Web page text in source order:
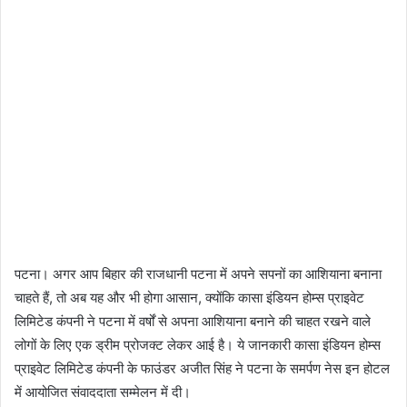
पटना। अगर आप बिहार की राजधानी पटना में अपने सपनों का आशियाना बनाना
चाहते हैं, तो अब यह और भी होगा आसान, क्‍योंकि कासा इंडियन होम्‍स प्राइवेट
लिमिटेड कंपनी ने पटना में वर्षों से अपना आशियाना बनाने की चाहत रखने वाले
लोगों के लिए एक ड्रीम प्रोजक्‍ट लेकर आई है। ये जानकारी कासा इंडियन होम्‍स
प्राइवेट लिमिटेड कंपनी के फाउंडर अजीत सिंह ने पटना के समर्पण नेस इन होटल
में आयोजित संवाददाता सम्‍मेलन में दी।